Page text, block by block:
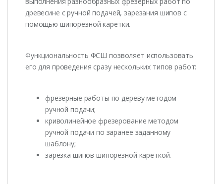
древесине с ручной подачей, зарезания шипов с
помощью шипорезной каретки.
Функциональность ФСШ позволяет использовать
его для проведения сразу нескольких типов работ:
фрезерные работы по дереву методом
ручной подачи;
криволинейное фрезерование методом
ручной подачи по заранее заданному
шаблону;
зарезка шипов шипорезной кареткой.